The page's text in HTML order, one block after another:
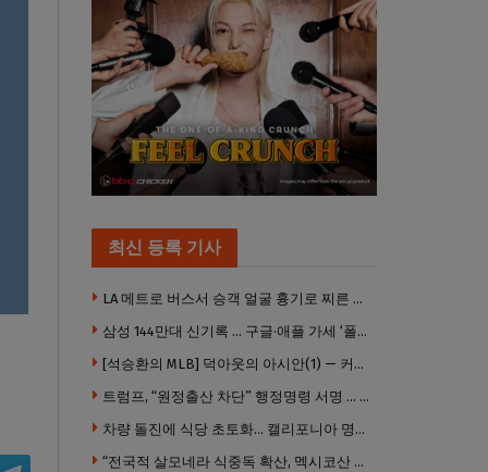
최신 등록 기사
LA 메트로 버스서 승객 얼굴 흉기로 찌른 증오범죄 피고인, 종신형에 징역 7년 추가 선고
삼성 144만대 신기록 … 구글·애플 가세 ‘폴더블 대전’ 열린다
[석승환의 MLB] 덕아웃의 아시안(1) — 커트 스즈키가 우리에게 묻는 것
트럼프, “원정출산 차단” 행정명령 서명 … 외국 공무원 자녀도 시민권 안준다
차량 돌진에 식당 초토화… 캘리포니아 명물 버거집 “다시 일어설 수 있도록 도와주세요”
“전국적 살모네라 식중독 확산, 멕시코산 할라피뇨”– CDC